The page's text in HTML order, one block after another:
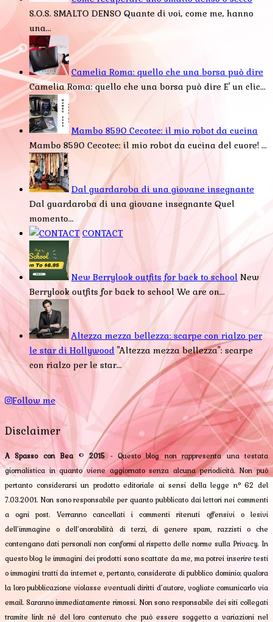
S.O.S. SMALTO DENSO Quante di voi, come me, hanno
una...
Camelia Roma: quello che una borsa può dire
Camelia Roma: quello che una borsa può dire E' un clic...
Mambo 8590 Cecotec: il mio robot da cucina
Mambo 8590 Cecotec: il mio robot da cucina del cuore! ...
Dal guardaroba di una giovane insegnante
Dal guardaroba di una giovane insegnante Quel
momento...
CONTACT
New Berrylook outfits for back to school New
Berrylook outfits for back to school We are on...
Altezza mezza bellezza: scarpe con rialzo per
le star di Hollywood "Altezza mezza bellezza": scarpe
con rialzo per le star...
Follow me
Disclaimer
A Spasso con Bea©2015 - Questo blog non rappresenta una testata
giornalistica in quanto viene aggiornato senza alcuna periodicità. Non può
pertanto considerarsi un prodotto editoriale ai sensi della legge n° 62 del
7.03.2001. Non sono responsabile per quanto pubblicato dai lettori nei commenti
a ogni post. Verranno cancellati i commenti ritenuti offensivi o lesivi
dell’immagine o dell’onorabilità di terzi, di genere spam, razzisti o che
contengano dati personali non conformi al rispetto delle norme sulla Privacy. In
questo blog le immagini dei prodotti sono scattate da me, ma potrei inserire testi
o immagini tratti da internet e, pertanto, considerate di pubblico dominio; qualora
la loro pubblicazione violasse eventuali diritti d’autore, vogliate comunicarlo via
email. Saranno immediatamente rimossi. Non sono responsabile dei siti collegati
tramite link né del loro contenuto che può essere soggetto a variazioni nel